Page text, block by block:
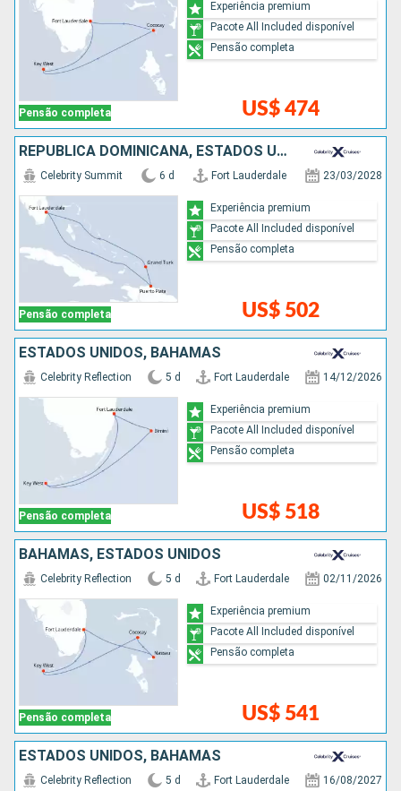
Pensão completa US$ 474
Experiência premium
Pacote All Included disponível
Pensão completa
REPUBLICA DOMINICANA, ESTADOS UNIDOS
Pensão completa
Celebrity Summit 6 d Fort Lauderdale 23/03/2028
US$ 502
Experiência premium
Pacote All Included disponível
Pensão completa
ESTADOS UNIDOS, BAHAMAS
Pensão completa
Celebrity Reflection 5 d Fort Lauderdale 14/12/2026
US$ 518
Experiência premium
Pacote All Included disponível
Pensão completa
BAHAMAS, ESTADOS UNIDOS
Pensão completa
Celebrity Reflection 5 d Fort Lauderdale 02/11/2026
US$ 541
Experiência premium
Pacote All Included disponível
Pensão completa
ESTADOS UNIDOS, BAHAMAS
Celebrity Reflection 5 d Fort Lauderdale 16/08/2027